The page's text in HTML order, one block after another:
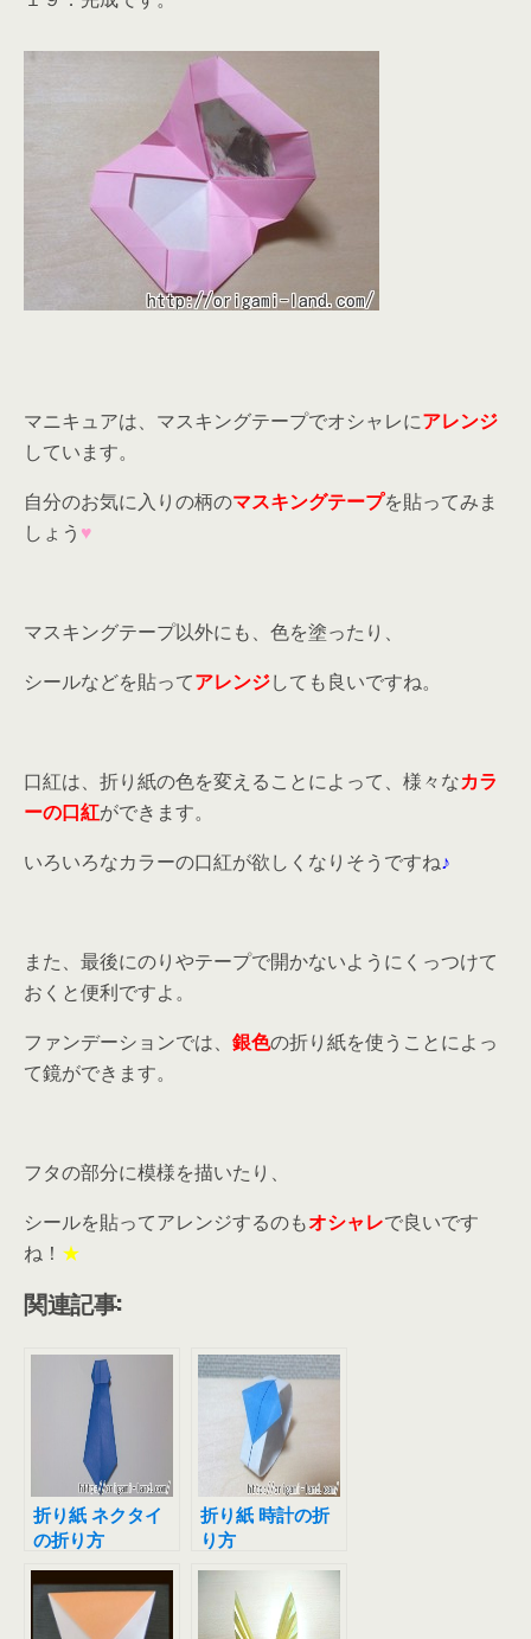
マニキュアは、マスキングテープでオシャレにアレンジ
しています。
自分のお気に入りの柄のマスキングテープを貼ってみま
しょう ♥
マスキングテープ以外にも、色を塗ったり、
シールなどを貼ってアレンジしても良いですね。
口紅は、折り紙の色を変えることによって、様々なカラ
ーの口紅ができます。
いろいろなカラーの口紅が欲しくなりそうですね♪
また、最後にのりやテープで開かないようにくっつけて
おくと便利ですよ。
ファンデーションでは、 銀色の折り紙を使うことによっ
て鏡ができます。
フタの部分に模様を描いたり、
シールを貼ってアレンジするのもオシャレで良いです
ね！ ★
関連記事:
折り紙 ネクタイ
の折り方
折り紙 時計の折
り方